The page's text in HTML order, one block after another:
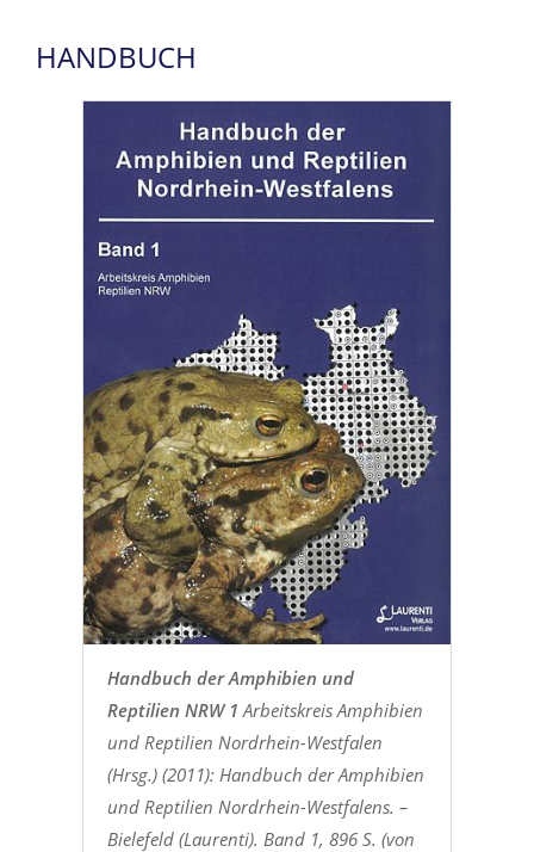
HANDBUCH
Handbuch der Amphibien und
Reptilien NRW 1 Arbeitskreis Amphibien
und Reptilien Nordrhein-Westfalen
(Hrsg.) (2011): Handbuch der Amphibien
und Reptilien Nordrhein-Westfalens. –
Bielefeld (Laurenti). Band 1, 896 S. (von